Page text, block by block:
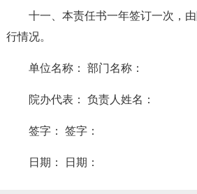
十一、本责任书一年签订一次，
行情况。
单位名称： 部门名称：
院办代表： 负责人姓名：
签字： 签字：
日期： 日期：